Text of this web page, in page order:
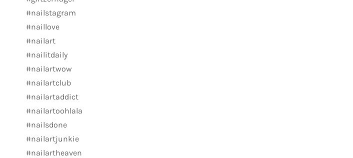
#nailstagram
#naillove
#nailart
#nailitdaily
#nailartwow
#nailartclub
#nailartaddict
#nailartoohlala
#nailsdone
#nailartjunkie
#nailartheaven